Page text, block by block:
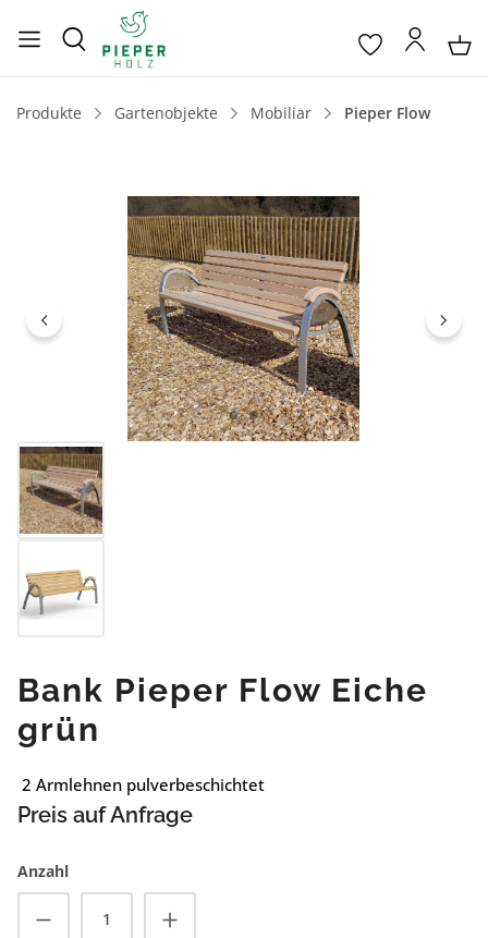
Produkte Gartenobjekte Mobiliar Pieper Flow
Bildergalerie überspringen
Bank Pieper Flow Eiche
grün
2 Armlehnen pulverbeschichtet
Preis auf Anfrage
Anzahl
Produkt Anzahl: Gib den gewünschten